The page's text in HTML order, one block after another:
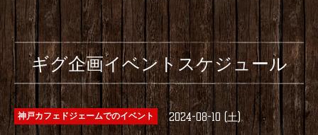
ギグ企画イベントスケジュール
神戸カフェドジェームでのイベント 2024-08-10 (土)